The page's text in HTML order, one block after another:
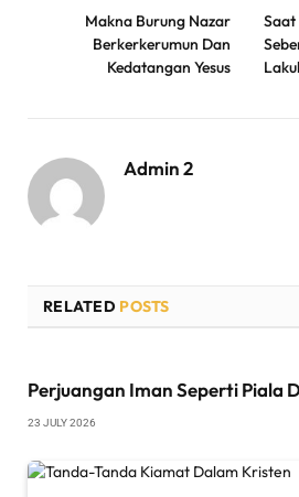
Makna Burung Nazar
Berkerkerumun Dan
Kedatangan Yesus
Saat
Admin 2
RELATED POSTS
Perjuangan Iman Seperti Piala
23 JULY 2026